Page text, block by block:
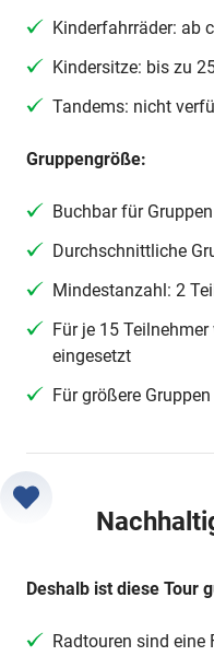
Kinderfahrräder: ab
Kindersitze: bis zu
Tandems: nicht
Gruppengröße:
Buchbar für
Durchschnittliche
Mindestanzahl: 2
Für je 15
eingesetzt
Für größere
Deshalb ist diese Tour
Radtouren sind eine